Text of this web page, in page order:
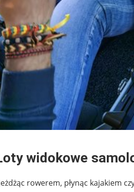
widokowe
rowerem, płynąc kajakiem